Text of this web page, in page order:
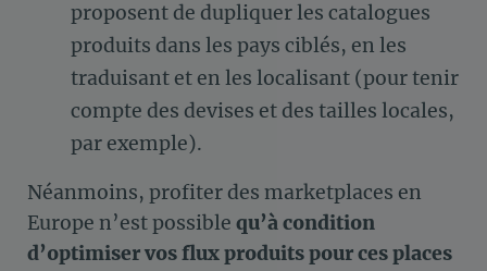
proposent de dupliquer les catalogues
produits dans les pays ciblés, en les
traduisant et en les localisant (pour tenir
compte des devises et des tailles locales,
par exemple).
Néanmoins, profiter des marketplaces en
Europe n’est possible qu’à condition
d’optimiser vos flux produits pour ces places